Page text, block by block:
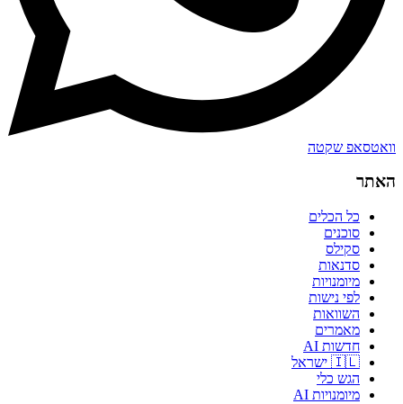
וואטסאפ שקטה
האתר
כל הכלים
סוכנים
סקילס
סדנאות
מיומנויות
לפי נישות
השוואות
מאמרים
חדשות AI
🇮🇱 ישראל
הגש כלי
מיומנויות AI